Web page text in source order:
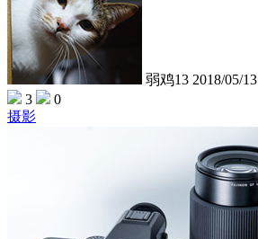
弱鸡13 2018/05/13
3
0
摄影